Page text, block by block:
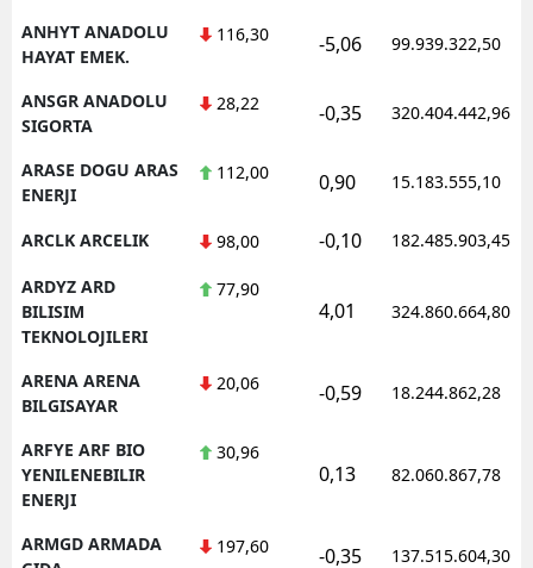
ANHYT ANADOLU
HAYAT EMEK.
116,30 -5,06 99.939.322,50
ANSGR ANADOLU
SIGORTA
28,22 -0,35 320.404.442,96
ARASE DOGU ARAS
ENERJI
112,00 0,90 15.183.555,10
ARCLK ARCELIK 98,00 -0,10 182.485.903,45
ARDYZ ARD
BILISIM
TEKNOLOJILERI
77,90
4,01 324.860.664,80
ARENA ARENA
BILGISAYAR
20,06 -0,59 18.244.862,28
ARFYE ARF BIO
YENILENEBILIR
ENERJI
30,96
0,13 82.060.867,78
ARMGD ARMADA
197,60 -0,35 137.515.604,30